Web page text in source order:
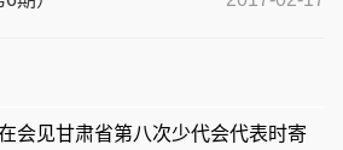
会见甘肃省第八次少代会代表时寄